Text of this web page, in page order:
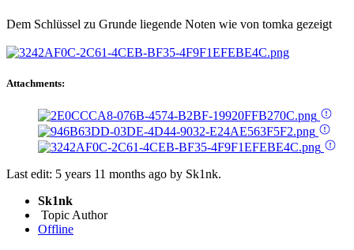
Dem Schlüssel zu Grunde liegende Noten wie von tomka gezeigt
Attachments:
Last edit: 5 years 11 months ago by Sk1nk.
Sk1nk
Topic Author
Offline